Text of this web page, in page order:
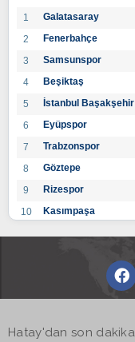
1 Galatasaray
2
Fenerbahçe
3
Samsunspor
4
Beşiktaş
5
İstanbul Başakşehir
6
Eyüpspor
7
Trabzonspor
8
Göztepe
9
Rizespor
10
Kasımpaşa
14
Kayserispor
Hatay'dan son